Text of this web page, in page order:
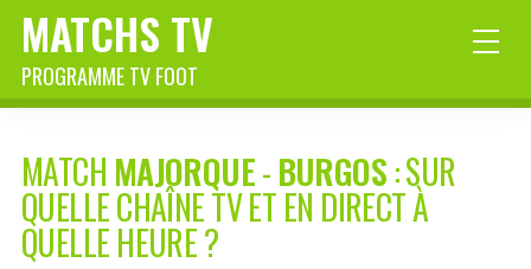
MATCHS TV
PROGRAMME TV FOOT
MATCH MAJORQUE-BURGOS: SUR
QUELLE CHAÎNE TV ET EN DIRECT À
QUELLE HEURE ?